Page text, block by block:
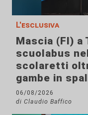
L'esclusiva
Mascia (FI) a
scuolabus
scolaretti
gambe in
06/08/2026
di Claudio Baffico